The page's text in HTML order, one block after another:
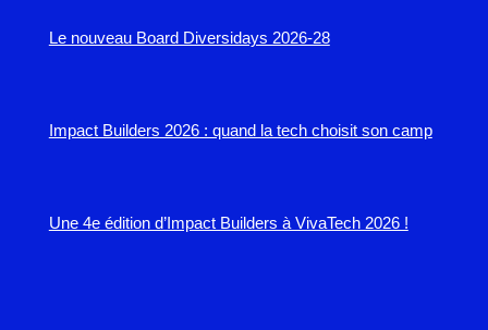
Le nouveau Board Diversidays 2026-28
Impact Builders 2026 : quand la tech choisit son camp
Une 4e édition d’Impact Builders à VivaTech 2026 !